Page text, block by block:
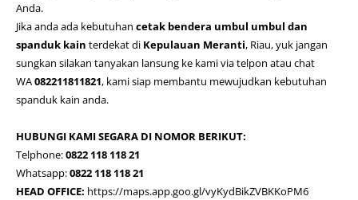
Anda.
Jika anda ada kebutuhan cetak bendera umbul umbul dan
spanduk kain terdekat di Kepulauan Meranti, Riau, yuk jangan
sungkan silakan tanyakan lansung ke kami via telpon atau chat
WA082211811821, kami siap membantu mewujudkan kebutuhan
spanduk kain anda.
HUBUNGI KAMI SEGARA DI NOMOR BERIKUT:
Telphone:0822 118 118 21
Whatsapp:0822 118 118 21
HEAD OFFICE: https://maps.app.goo.gl/vyKydBikZVBKKoPM6